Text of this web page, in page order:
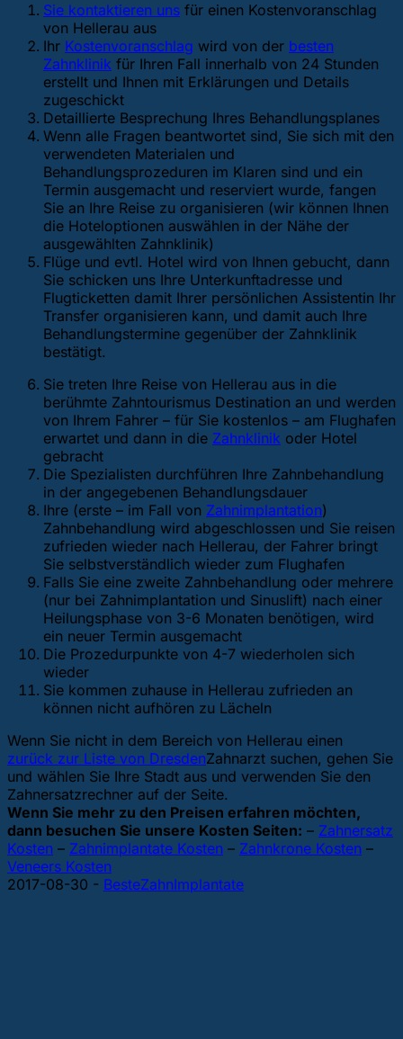
Sie kontaktieren uns für einen Kostenvoranschlag
von Hellerau aus
Ihr Kostenvoranschlag wird von der besten
Zahnklinik für Ihren Fall innerhalb von 24 Stunden
erstellt und Ihnen mit Erklärungen und Details
zugeschickt
Detaillierte Besprechung Ihres Behandlungsplanes
Wenn alle Fragen beantwortet sind, Sie sich mit den
verwendeten Materialen und
Behandlungsprozeduren im Klaren sind und ein
Termin ausgemacht und reserviert wurde, fangen
Sie an Ihre Reise zu organisieren (wir können Ihnen
die Hoteloptionen auswählen in der Nähe der
ausgewählten Zahnklinik)
Flüge und evtl. Hotel wird von Ihnen gebucht, dann
Sie schicken uns Ihre Unterkunftadresse und
Flugticketten damit Ihrer persönlichen Assistentin Ihr
Transfer organisieren kann, und damit auch Ihre
Behandlungstermine gegenüber der Zahnklinik
bestätigt.
Sie treten Ihre Reise von Hellerau aus in die
berühmte Zahntourismus Destination an und werden
von Ihrem Fahrer – für Sie kostenlos – am Flughafen
erwartet und dann in die Zahnklinik oder Hotel
gebracht
Die Spezialisten durchführen Ihre Zahnbehandlung
in der angegebenen Behandlungsdauer
Ihre (erste – im Fall von Zahnimplantation)
Zahnbehandlung wird abgeschlossen und Sie reisen
zufrieden wieder nach Hellerau, der Fahrer bringt
Sie selbstverständlich wieder zum Flughafen
Falls Sie eine zweite Zahnbehandlung oder mehrere
(nur bei Zahnimplantation und Sinuslift) nach einer
Heilungsphase von 3-6 Monaten benötigen, wird
ein neuer Termin ausgemacht
Die Prozedurpunkte von 4-7 wiederholen sich
wieder
Sie kommen zuhause in Hellerau zufrieden an
können nicht aufhören zu Lächeln
Wenn Sie nicht in dem Bereich von Hellerau einen
Zahnarzt suchen, gehen Sie
zurück zur Liste von Dresden
und wählen Sie Ihre Stadt aus und verwenden Sie den
Zahnersatzrechner auf der Seite.
Wenn Sie mehr zu den Preisen erfahren möchten,
dann besuchen Sie unsere Kosten Seiten: – Zahnersatz
Kosten – Zahnimplantate Kosten – Zahnkrone Kosten –
Veneers Kosten
2017-08-30 - BesteZahnImplantate